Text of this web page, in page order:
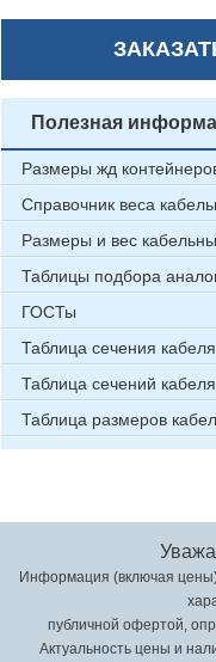
Полезная
Размеры жд
Справочник веса
Размеры и вес
Таблицы подбора
ГОСТы
Таблица сечения
Таблица сечений
Таблица размеров
Информация (включая
публичной офертой,
Актуальность цены и